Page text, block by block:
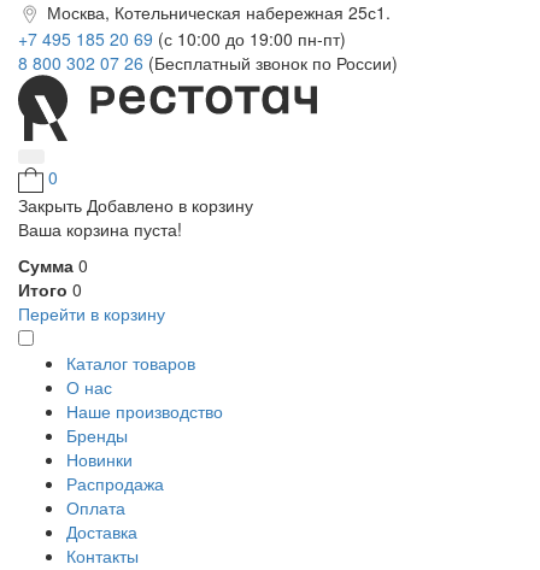
Москва, Котельническая набережная 25с1.
+7 495 185 20 69 (с 10:00 до 19:00 пн-пт)
8 800 302 07 26 (Бесплатный звонок по России)
0
Закрыть Добавлено в корзину
Ваша корзина пуста!
Сумма 0
Итого 0
Перейти в корзину
Каталог товаров
О нас
Наше производство
Бренды
Новинки
Распродажа
Оплата
Доставка
Контакты